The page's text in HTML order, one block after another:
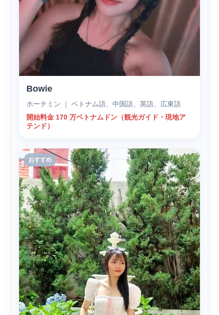
Bowie
ホーチミン ｜ ベトナム語、中国語、英語、広東語
開始料金 170 万ベトナムドン（観光ガイド・現地ア
テンド）
おすすめ